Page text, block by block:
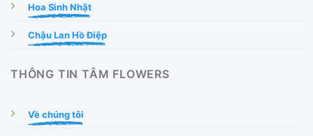
Hoa Sinh Nhật
Chậu Lan Hồ Điệp
THÔNG TIN TÂM FLOWERS
Về chúng tôi